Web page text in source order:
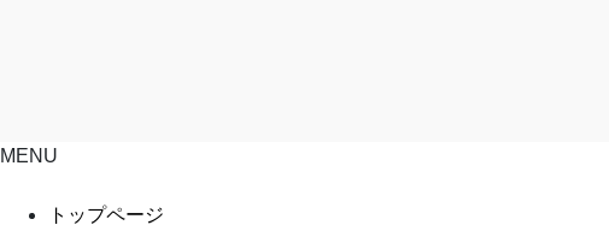
MENU
トップページ